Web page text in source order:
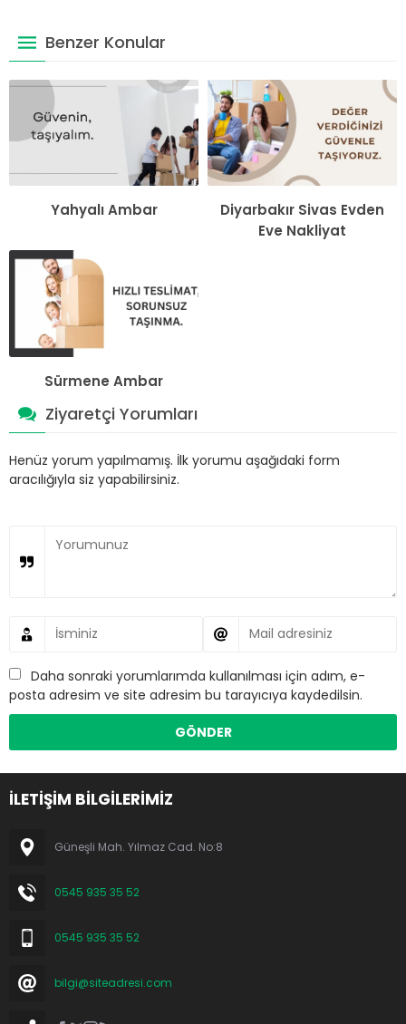
Benzer Konular
Yahyalı Ambar
Diyarbakır Sivas Evden
Eve Nakliyat
Sürmene Ambar
Ziyaretçi Yorumları
Henüz yorum yapılmamış. İlk yorumu aşağıdaki form
aracılığıyla siz yapabilirsiniz.
Daha sonraki yorumlarımda kullanılması için adım, e-
posta adresim ve site adresim bu tarayıcıya kaydedilsin.
İLETİŞİM BİLGİLERİMİZ
Güneşli Mah. Yılmaz Cad. No:8
0545 935 35 52
0545 935 35 52
bilgi@siteadresi.com